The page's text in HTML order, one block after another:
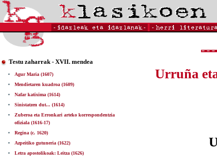
Testu zaharrak - XVII. mendea
Agur Maria (1607)
Mendietaren kuadroa (1609)
Nafar katixima (1614)
Sinistatzen dut... (1614)
Zuberoa eta Erronkari arteko korrespondentzia
ofiziala (1616-17)
Regina (c. 1620)
Azpeitiko gutuneria (1622)
Letra apostolikoak: Leitza (1626)
Urruña